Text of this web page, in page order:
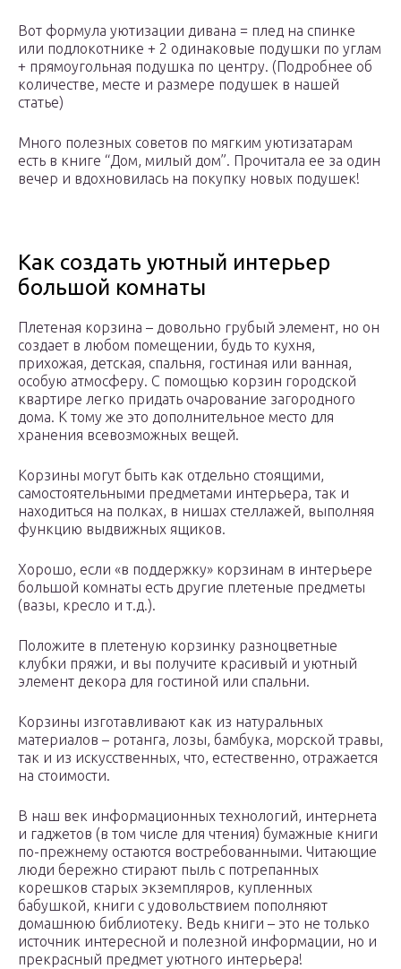
Вот формула уютизации дивана = плед на спинке
или подлокотнике + 2 одинаковые подушки по углам
+ прямоугольная подушка по центру. (Подробнее об
количестве, месте и размере подушек в нашей
статье)
Много полезных советов по мягким уютизатарам
есть в книге “Дом, милый дом”. Прочитала ее за один
вечер и вдохновилась на покупку новых подушек!
Как создать уютный интерьер
большой комнаты
Плетеная корзина – довольно грубый элемент, но он
создает в любом помещении, будь то кухня,
прихожая, детская, спальня, гостиная или ванная,
особую атмосферу. С помощью корзин городской
квартире легко придать очарование загородного
дома. К тому же это дополнительное место для
хранения всевозможных вещей.
Корзины могут быть как отдельно стоящими,
самостоятельными предметами интерьера, так и
находиться на полках, в нишах стеллажей, выполняя
функцию выдвижных ящиков.
Хорошо, если «в поддержку» корзинам в интерьере
большой комнаты есть другие плетеные предметы
(вазы, кресло и т.д.).
Положите в плетеную корзинку разноцветные
клубки пряжи, и вы получите красивый и уютный
элемент декора для гостиной или спальни.
Корзины изготавливают как из натуральных
материалов – ротанга, лозы, бамбука, морской травы,
так и из искусственных, что, естественно, отражается
на стоимости.
В наш век информационных технологий, интернета
и гаджетов (в том числе для чтения) бумажные книги
по-прежнему остаются востребованными. Читающие
люди бережно стирают пыль с потрепанных
корешков старых экземпляров, купленных
бабушкой, книги с удовольствием пополняют
домашнюю библиотеку. Ведь книги – это не только
источник интересной и полезной информации, но и
прекрасный предмет уютного интерьера!